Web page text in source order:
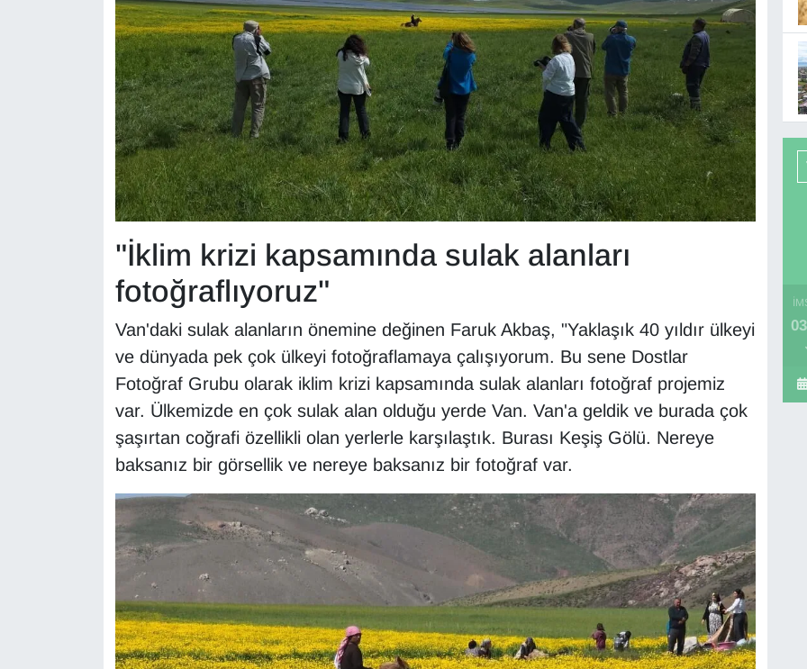
"İklim krizi kapsamında sulak alanları
fotoğraflıyoruz"
Van'daki sulak alanların önemine değinen Faruk Akbaş, "Yaklaşık 40 yıldır ülkeyi
ve dünyada pek çok ülkeyi fotoğraflamaya çalışıyorum. Bu sene Dostlar
Fotoğraf Grubu olarak iklim krizi kapsamında sulak alanları fotoğraf projemiz
var. Ülkemizde en çok sulak alan olduğu yerde Van. Van'a geldik ve burada çok
şaşırtan coğrafi özellikli olan yerlerle karşılaştık. Burası Keşiş Gölü. Nereye
baksanız bir görsellik ve nereye baksanız bir fotoğraf var.
TEKNOLOJİ
VAN'DA SPOR